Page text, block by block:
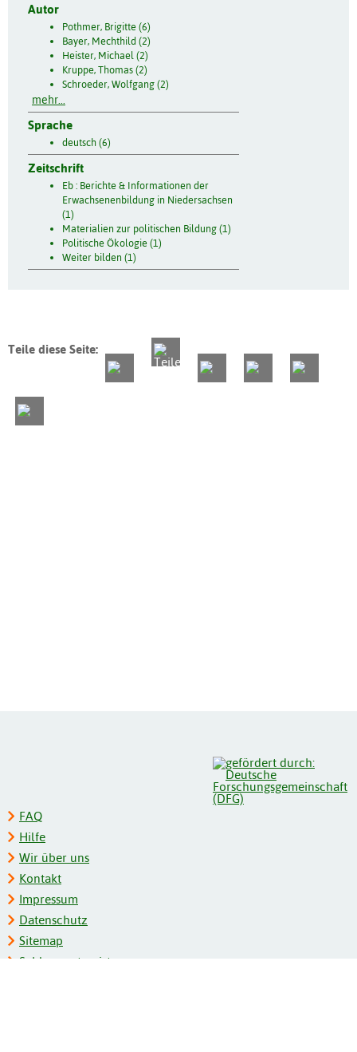
Autor
Pothmer, Brigitte (6)
Bayer, Mechthild (2)
Heister, Michael (2)
Kruppe, Thomas (2)
Schroeder, Wolfgang (2)
mehr...
Sprache
deutsch (6)
Zeitschrift
Eb : Berichte & Informationen der
Erwachsenenbildung in Niedersachsen
(1)
Materialien zur politischen Bildung (1)
Politische Ökologie (1)
Weiter bilden (1)
Teile diese Seite:
FAQ
Hilfe
Wir über uns
Kontakt
Impressum
Datenschutz
Sitemap
Schlagwortregister